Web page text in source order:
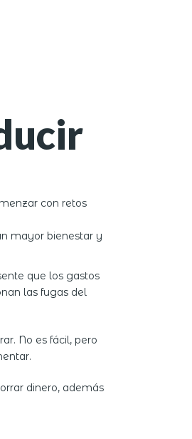
con retos
mayor bienestar y
que los gastos
las fugas del
No es fácil, pero
dinero, además